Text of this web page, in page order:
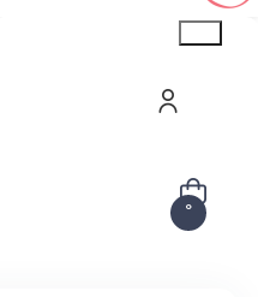
Products
search
0